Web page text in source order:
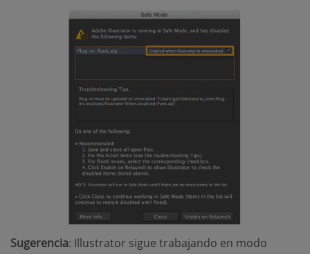
Sugerencia: Illustrator sigue trabajando en modo